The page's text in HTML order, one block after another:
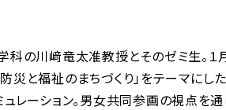
の川﨑竜太准教授とそのゼミ生。
と福祉のまちづくり」をテーマにし
レーション。男女共同参画の視点を